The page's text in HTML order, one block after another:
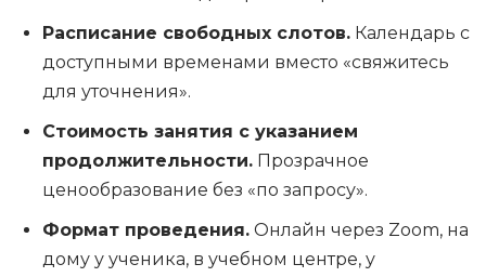
Расписание свободных слотов. Календарь с
доступными временами вместо «свяжитесь
для уточнения».
Стоимость занятия с указанием
продолжительности. Прозрачное
ценообразование без «по запросу».
Формат проведения. Онлайн через Zoom, на
дому у ученика, в учебном центре, у